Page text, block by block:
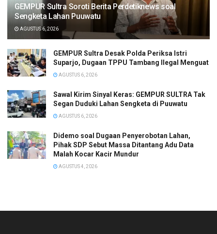
GEMPUR Sultra Soroti Berita Perdetiknews soal
Sengketa Lahan Puuwatu
AGUSTUS 6, 2026
GEMPUR Sultra Desak Polda Periksa Istri
Suparjo, Dugaan TPPU Tambang Ilegal Menguat
AGUSTUS 6, 2026
Sawal Kirim Sinyal Keras: GEMPUR SULTRA Tak
Segan Duduki Lahan Sengketa di Puuwatu
AGUSTUS 6, 2026
Didemo soal Dugaan Penyerobotan Lahan,
Pihak SDP Sebut Massa Ditantang Adu Data
Malah Kocar Kacir Mundur
AGUSTUS 4, 2026